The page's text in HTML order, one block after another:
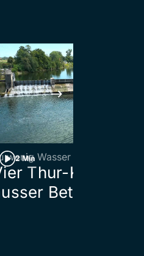
2 Min
wenig Wasser
Thur-Kraftwerke
Betrieb